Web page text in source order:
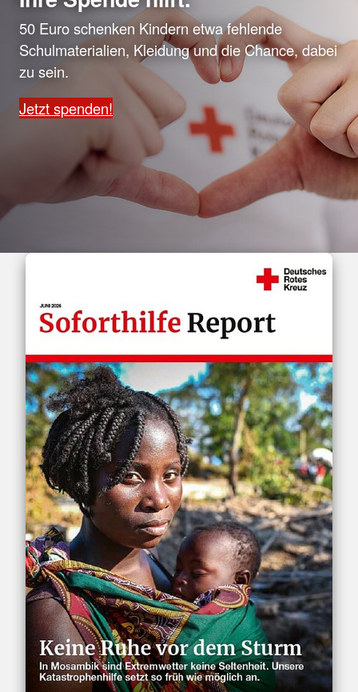
50 Euro schenken Kindern etwa fehlende
Schulmaterialien, Kleidung und die Chance, dabei
zu sein.
Jetzt spenden!